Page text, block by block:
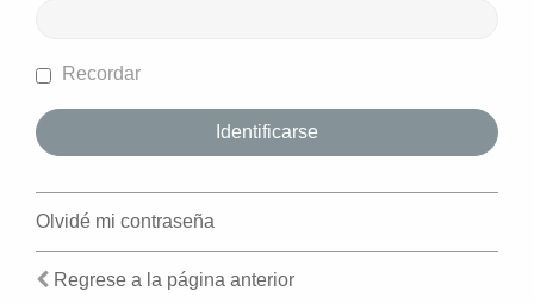
Recordar
Olvidé mi contraseña
Regrese a la página anterior